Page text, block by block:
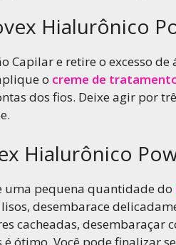
Hialurônico
Capilar e retire o excesso de
o creme de
dos fios. Deixe agir por
Hialurônico
uma pequena quantidade do
desembarace
cacheadas, desembaraçar
ótimo. Você pode finalizar